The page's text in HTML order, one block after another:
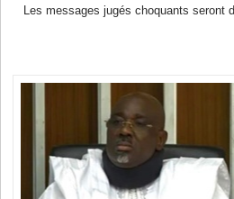
Les messages jugés choquants seront